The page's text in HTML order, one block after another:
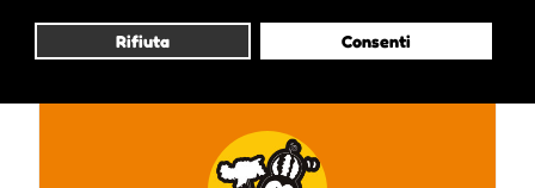
Rifiuta Consenti